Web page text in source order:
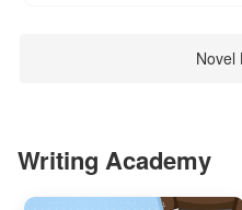
Novel
Writing Academy